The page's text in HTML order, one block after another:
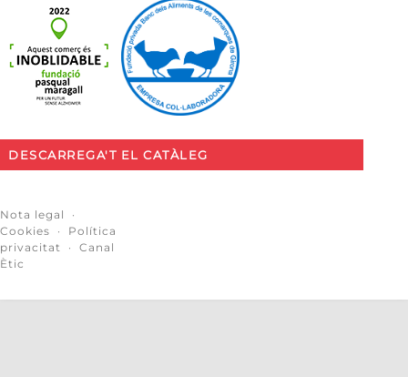
DESCARREGA'T EL CATÀLEG
Nota legal
·
Cookies · Política
privacitat · Canal
Ètic